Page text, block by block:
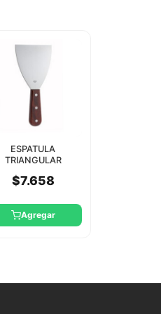
ESPATULA
TRIANGULAR
MANGO MADERA
$7.658
Agregar